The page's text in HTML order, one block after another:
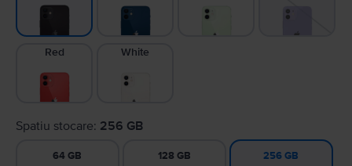
Red White
Spatiu stocare: 256 GB
64 GB 128 GB 256 GB